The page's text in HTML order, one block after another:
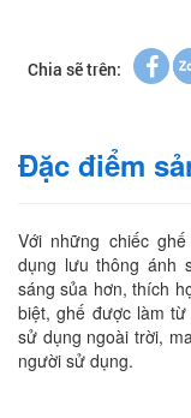
Chia sẽ trên:
Đặc điểm
Với những chiếc
dụng lưu thông ánh
sáng sủa hơn, thích
biệt, ghế được làm
sử dụng ngoài trời,
người sử dụng.